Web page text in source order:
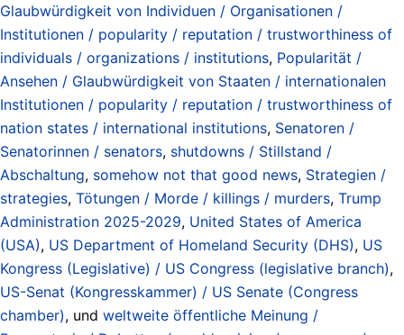
Glaubwürdigkeit von Individuen / Organisationen /
Institutionen / popularity / reputation / trustworthiness of
individuals / organizations / institutions, Popularität /
Ansehen / Glaubwürdigkeit von Staaten / internationalen
Institutionen / popularity / reputation / trustworthiness of
nation states / international institutions, Senatoren /
Senatorinnen / senators, shutdowns / Stillstand /
Abschaltung, somehow not that good news, Strategien /
strategies, Tötungen / Morde / killings / murders, Trump
Administration 2025-2029, United States of America
(USA), US Department of Homeland Security (DHS), US
Kongress (Legislative) / US Congress (legislative branch),
US-Senat (Kongresskammer) / US Senate (Congress
chamber), und weltweite öffentliche Meinung /